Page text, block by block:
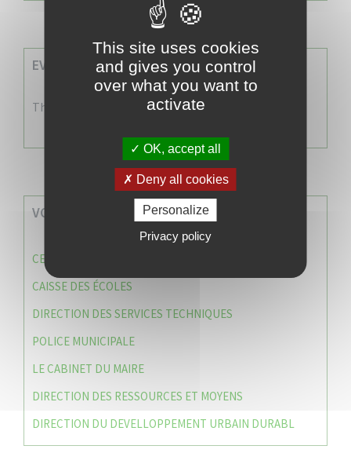
EVENEMENTS A VENIR
There are no events
VOS SERVICES MUNICIPAUX
CENTRE COMMUNAL D’ACTION SOCIALE (C.C.A.S)
CAISSE DES ÉCOLES
DIRECTION DES SERVICES TECHNIQUES
POLICE MUNICIPALE
LE CABINET DU MAIRE
DIRECTION DES RESSOURCES ET MOYENS
DIRECTION DU DEVELLOPPEMENT URBAIN DURABL
This site uses cookies
and gives you control
over what you want to
activate
OK, accept all
Deny all cookies
Personalize
Privacy policy